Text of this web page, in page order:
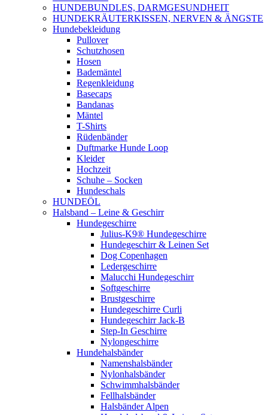
HUNDEBUNDLES, DARMGESUNDHEIT
HUNDEKRÄUTERKISSEN, NERVEN & ÄNGSTE
Hundebekleidung
Pullover
Schutzhosen
Hosen
Bademäntel
Regenkleidung
Basecaps
Bandanas
Mäntel
T-Shirts
Rüdenbänder
Duftmarke Hunde Loop
Kleider
Hochzeit
Schuhe – Socken
Hundeschals
HUNDEÖL
Halsband – Leine & Geschirr
Hundegeschirre
Julius-K9® Hundegeschirre
Hundegeschirr & Leinen Set
Dog Copenhagen
Ledergeschirre
Malucchi Hundegeschirr
Softgeschirre
Brustgeschirre
Hundegeschirre Curli
Hundegeschirr Jack-B
Step-In Geschirre
Nylongeschirre
Hundehalsbänder
Namenshalsbänder
Nylonhalsbänder
Schwimmhalsbänder
Fellhalsbänder
Halsbänder Alpen